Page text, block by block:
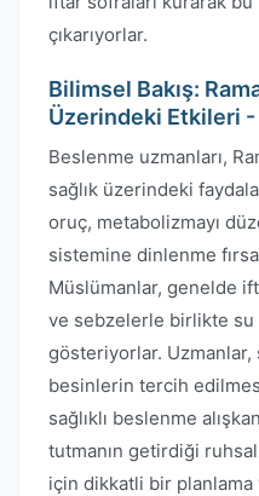
çıkarıyorlar.
Bilimsel Bakış:
Üzerindeki Etkileri -
Beslenme uzmanları,
sağlık üzerindeki
oruç, metabolizmayı
sistemine dinlenme
Müslümanlar, genelde
ve sebzelerle birlikte su
gösteriyorlar. Uzmanlar,
besinlerin tercih
sağlıklı beslenme
tutmanın getirdiği
için dikkatli bir